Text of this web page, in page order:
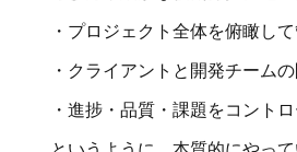
・プロジェクト全体を俯瞰し
・クライアントと開発チーム
・進捗・品質・課題をコント